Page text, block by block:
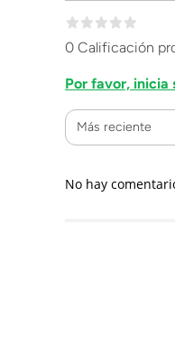
0 Calificación
Por favor, inicia
Más reciente
No hay